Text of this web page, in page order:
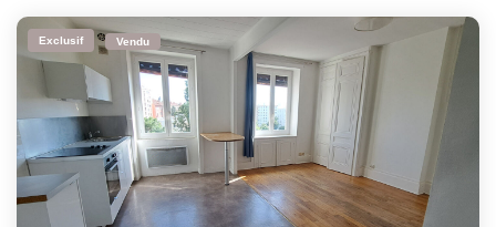
Exclusif Vendu